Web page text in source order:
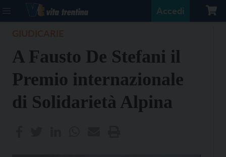
Accedi
A Fausto De Stefani il
Premio internazionale
di Solidarietà Alpina